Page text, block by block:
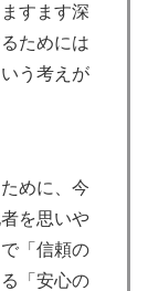
すます深
ためには
う考えが
めに、今
を思いや
「信頼の
「安心の